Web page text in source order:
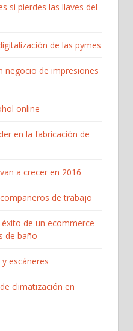
si pierdes las llaves del
de las pymes
negocio de impresiones
online
en la fabricación de
a crecer en 2016
de trabajo
de un ecommerce
de baño
escáneres
climatización en